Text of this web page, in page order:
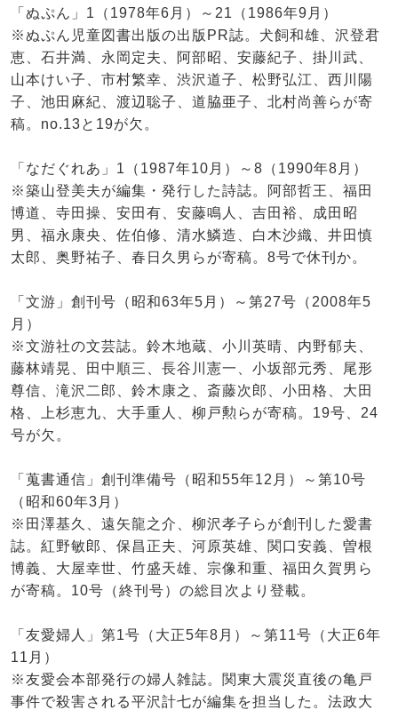
「ぬぷん」1（1978年6月）～21（1986年9月）
※ぬぷん児童図書出版の出版PR誌。犬飼和雄、沢登君
恵、石井満、永岡定夫、阿部昭、安藤紀子、掛川武、
山本けい子、市村繁幸、渋沢道子、松野弘江、西川陽
子、池田麻紀、渡辺聡子、道脇亜子、北村尚善らが寄
稿。no.13と19が欠。
「なだぐれあ」1（1987年10月）～8（1990年8月）
※築山登美夫が編集・発行した詩誌。阿部哲王、福田
博道、寺田操、安田有、安藤鳴人、吉田裕、成田昭
男、福永康央、佐伯修、清水鱗造、白木沙織、井田慎
太郎、奥野祐子、春日久男らが寄稿。8号で休刊か。
「文游」創刊号（昭和63年5月）～第27号（2008年5
月）
※文游社の文芸誌。鈴木地蔵、小川英晴、内野郁夫、
藤林靖晃、田中順三、長谷川憲一、小坂部元秀、尾形
尊信、滝沢二郎、鈴木康之、斎藤次郎、小田格、大田
格、上杉恵九、大手重人、柳戸勲らが寄稿。19号、24
号が欠。
「蒐書通信」創刊準備号（昭和55年12月）～第10号
（昭和60年3月）
※田澤基久、遠矢龍之介、柳沢孝子らが創刊した愛書
誌。紅野敏郎、保昌正夫、河原英雄、関口安義、曽根
博義、大屋幸世、竹盛天雄、宗像和重、福田久賀男ら
が寄稿。10号（終刊号）の総目次より登載。
「友愛婦人」第1号（大正5年8月）～第11号（大正6年
11月）
※友愛会本部発行の婦人雑誌。関東大震災直後の亀戸
事件で殺害される平沢計七が編集を担当した。法政大